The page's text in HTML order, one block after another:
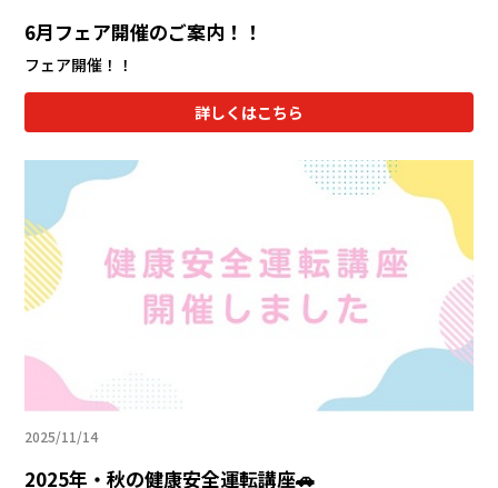
6月フェア開催のご案内！！
フェア開催！！
詳しくはこちら
2025/11/14
2025年・秋の健康安全運転講座🚗